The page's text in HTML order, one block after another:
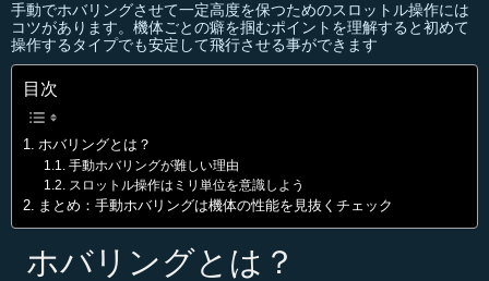
手動でホバリングさせて一定高度を保つためのスロットル操作には
コツがあります。機体ごとの癖を掴むポイントを理解すると初めて
操作するタイプでも安定して飛行させる事ができます
目次
ホバリングとは？
手動ホバリングが難しい理由
スロットル操作はミリ単位を意識しよう
まとめ：手動ホバリングは機体の性能を見抜くチェック
ホバリングとは？